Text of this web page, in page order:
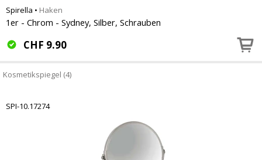
Spirella • Haken
1er - Chrom - Sydney, Silber, Schrauben
CHF 9.90
Kosmetikspiegel (4)
SPI-10.17274